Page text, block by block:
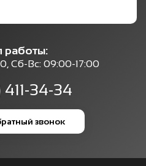
работы:
Сб-Вс: 09:00-17:00
34-34
звонок